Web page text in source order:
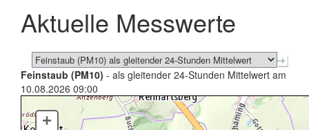
schließen
Aktuelle Messwerte
Feinstaub (PM10) - als gleitender 24-Stunden Mittelwert am
10.08.2026 09:00
+